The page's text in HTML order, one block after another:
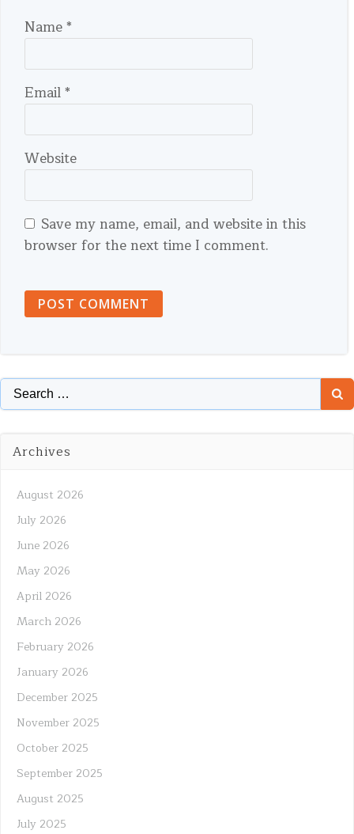
Name*
Email*
Website
Save my name, email, and website in this
browser for the next time I comment.
Search
for:
Archives
August 2026
July 2026
June 2026
May 2026
April 2026
March 2026
February 2026
January 2026
December 2025
November 2025
October 2025
September 2025
August 2025
July 2025